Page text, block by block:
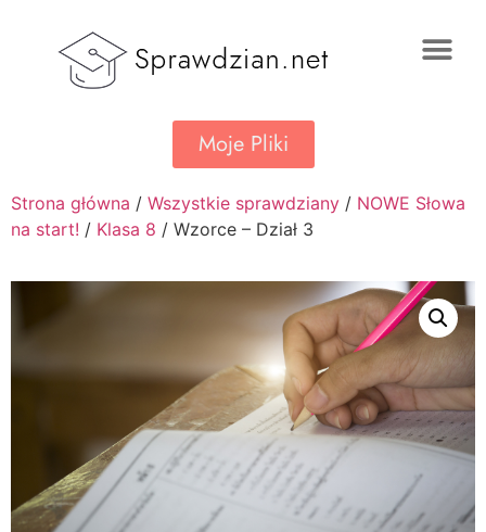
Moje Pliki
Strona główna / Wszystkie sprawdziany / NOWE Słowa
na start! / Klasa 8 / Wzorce – Dział 3